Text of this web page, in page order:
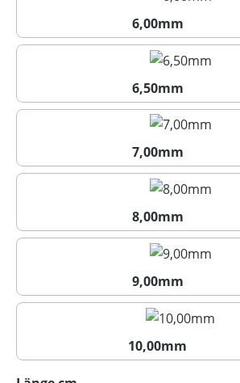
6,00mm
6,00mm
6,50mm
6,50mm
7,00mm
7,00mm
8,00mm
8,00mm
9,00mm
9,00mm
10,00mm